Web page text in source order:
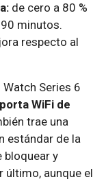
de cero a 80 %
minutos.
respecto al
Series 6
WiFi de
trae una
estándar de la
bloquear y
último, aunque el